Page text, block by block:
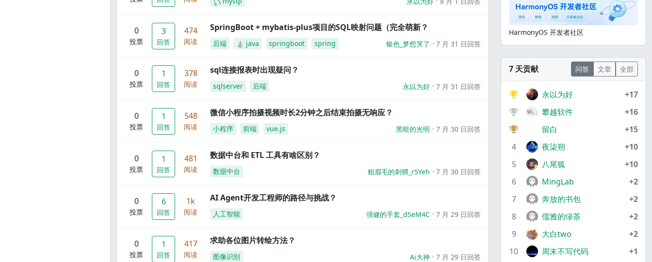
0
投票
3
回答
474
阅读
SpringBoot + mybatis-plus项目的SQL映射问题（完全萌新？
后端 java springboot spring 银色_梦想哭了 7 月 31 日回答
0
投票
1
回答
378
阅读
sql连接报表时出现疑问？
sqlserver 后端 永以为好 7 月 31 日回答
0
投票
1
回答
548
阅读
微信小程序拍摄视频时长2分钟之后结束拍摄无响应？
小程序 前端 vue.js 黑暗的光明 7 月 30 日回答
0
投票
1
回答
481
阅读
数据中台和 ETL 工具有啥区别？
数据中台 粗眉毛的刺猬_r5Yeh 7 月 30 日回答
0
投票
6
回答
1k
阅读
AI Agent开发工程师的路径与挑战？
人工智能 强健的手套_dSeM4C 7 月 29 日回答
0
投票
1
回答
417
阅读
求助各位图片转绘方法？
图像识别 Ai大神 7 月 29 日回答
HarmonyOS 开发者社区
7 天贡献 问答 文章 全部
永以为好
+17
攀越软件
+16
留白
+15
4
夜柒朔
+10
5
八尾狐
+10
6
MingLab
+2
7
奔放的书包
+2
8
儒雅的绿茶
+2
9
大白two
+2
10
周末不写代码 +1